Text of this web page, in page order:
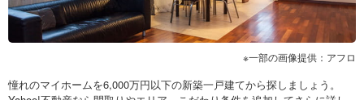
一部の画像提供：アフロ
憧れのマイホームを6,000万円以下の新築一戸建てから探しましょう。